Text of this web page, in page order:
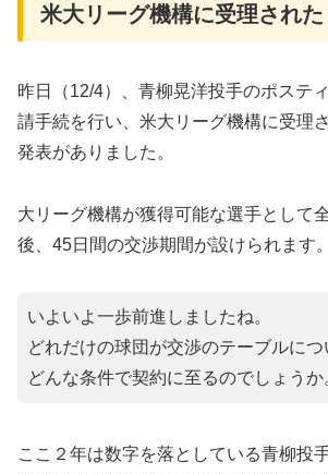
米大リーグ機構に受理された
昨日（12/4）、青柳晃洋投手のポステ
請手続を行い、米大リーグ機構に受理
発表がありました。
大リーグ機構が獲得可能な選手として
後、45日間の交渉期間が設けられます。
いよいよ一歩前進しましたね。
どれだけの球団が交渉のテーブルにつ
どんな条件で契約に至るのでしょうか
ここ２年は数字を落としている青柳投